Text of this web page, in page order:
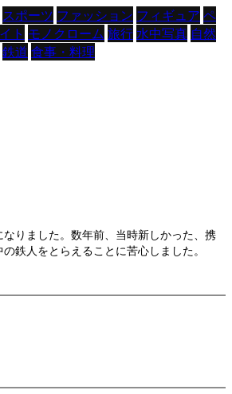
スポーツ ファッション フィギュア ペ
ト モノクローム 旅行水中写真 自然
鉄道 食事・料理
りました。数年前、当時新しかった、携
鉄人をとらえることに苦心しました。